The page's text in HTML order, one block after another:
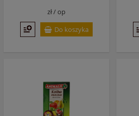
zł /op
Do koszyka